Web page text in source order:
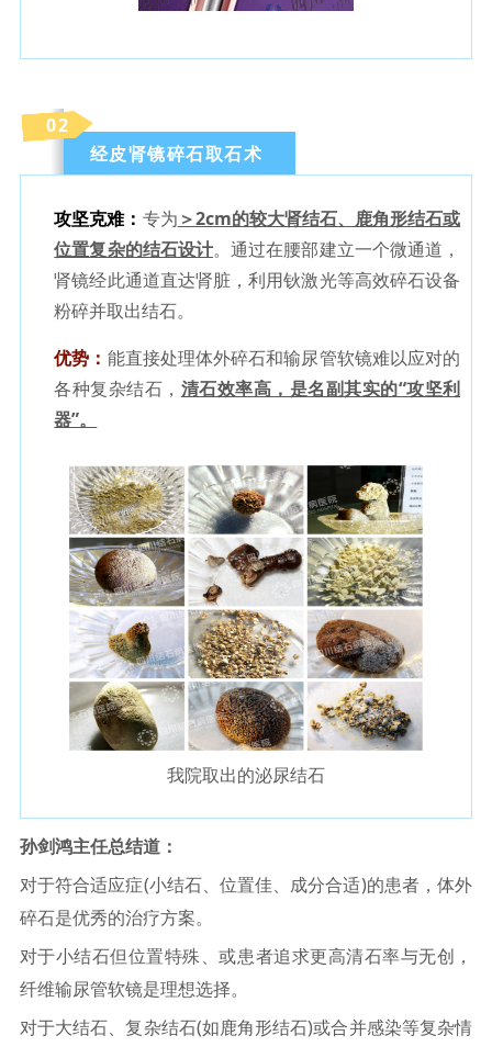
02
经皮肾镜碎石取石术
攻坚克难： 专为 ＞2cm的较大肾结石、鹿角形结石或
位置复杂的结石设计。通过在腰部建立一个微通道，
肾镜经此通道直达肾脏，利用钬激光等高效碎石设备
粉碎并取出结石。
优势： 能直接处理体外碎石和输尿管软镜难以应对的
各种复杂结石， 清石效率高，是名副其实的“攻坚利
器”。
我院取出的泌尿结石
孙剑鸿主任总结道：
对于符合适应症(小结石、位置佳、成分合适)的患者，体外
碎石是优秀的治疗方案。
对于小结石但位置特殊、或患者追求更高清石率与无创，
纤维输尿管软镜是理想选择。
对于大结石、复杂结石(如鹿角形结石)或合并感染等复杂情